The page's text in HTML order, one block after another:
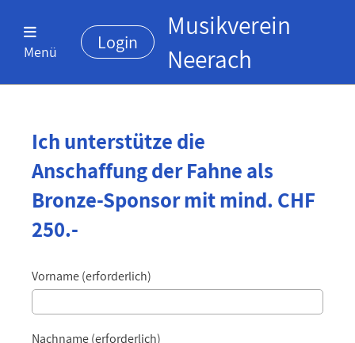
Musikverein
Neerach
Login
Menü
Ich unterstütze die
Anschaffung der Fahne als
Bronze-Sponsor mit mind. CHF
250.-
Vorname (erforderlich)
Nachname (erforderlich)